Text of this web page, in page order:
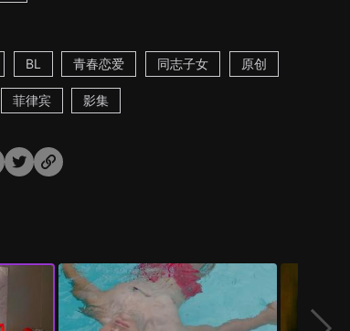
BL 青春恋爱 同志子女 原创
菲律宾 影集